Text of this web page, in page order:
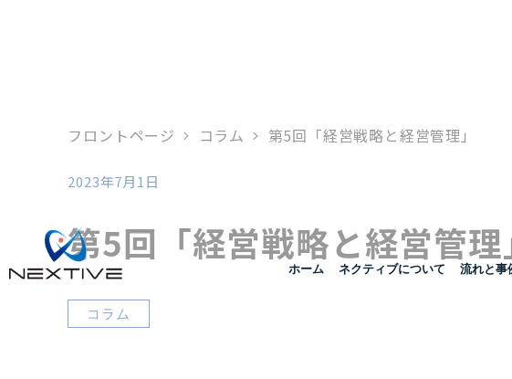
ホーム ネクティブについて 流れと事
フロントページ コラム 第5回「経営戦略と経営管理」
第5回「経営戦略と経営管理
投稿日
2023年7月1日
カテゴリー
コラム